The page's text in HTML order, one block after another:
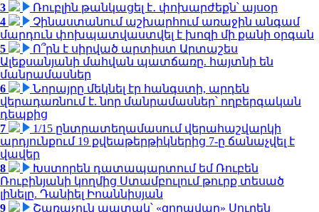
3
Ռուբլին թանկացել է․ փոխարժեքն՝ այսօր
4
Չինաստանում աշխարհում առաջին անգամ
մարդուն փոխպատվաստվել է խոզի մի քանի օրգան
5
Ո՞րն է սիրված արտիստ Արտաշես
Ալեքսանյանի մահվան պատճառը. հայտնի են
մանրամասներ
6
Նորայրը մեկնել էր հանգստի, արդեն
վերադառնում է. նոր մանրամասներ՝ ողբերգական
դեպքից
7
1/15 ընտրատեղամասում վերահաշվարկի
արդյունքում 19 քվեաթերթիկներից 7-ը ճանաչվել է
վավեր
8
Խստորեն դատապարտում եմ Ռուբեն
Ռուբինյանի կողմից Ստամբուլում թուրք տեսած
լինելը. Դանիել Իոաննիսյան
9
Շառաչուն ապտակ՝ «զորավար» Սուրեն